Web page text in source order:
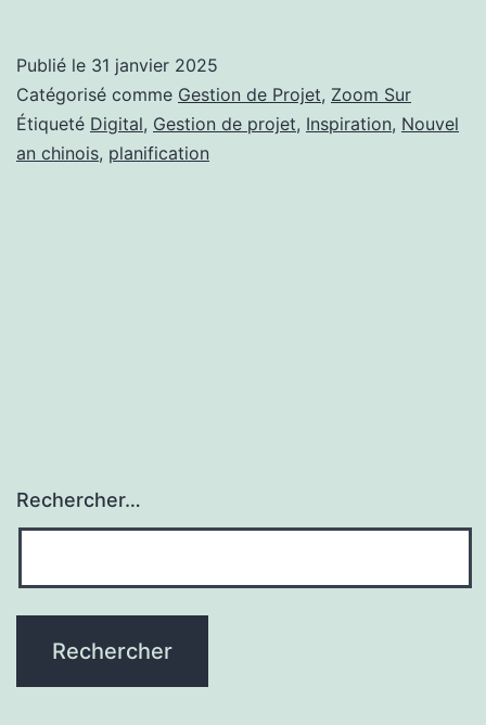
Chinois
:
Publié le 31 janvier 2025
Catégorisé comme Gestion de Projet, Zoom Sur
Étiqueté Digital, Gestion de projet, Inspiration, Nouvel
an chinois, planification
Rechercher…